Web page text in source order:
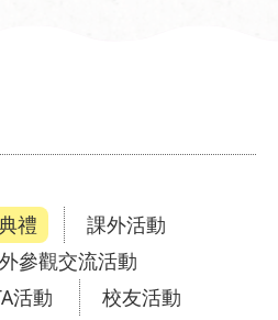
禮
課外活動
參觀交流活動
活動 校友活動